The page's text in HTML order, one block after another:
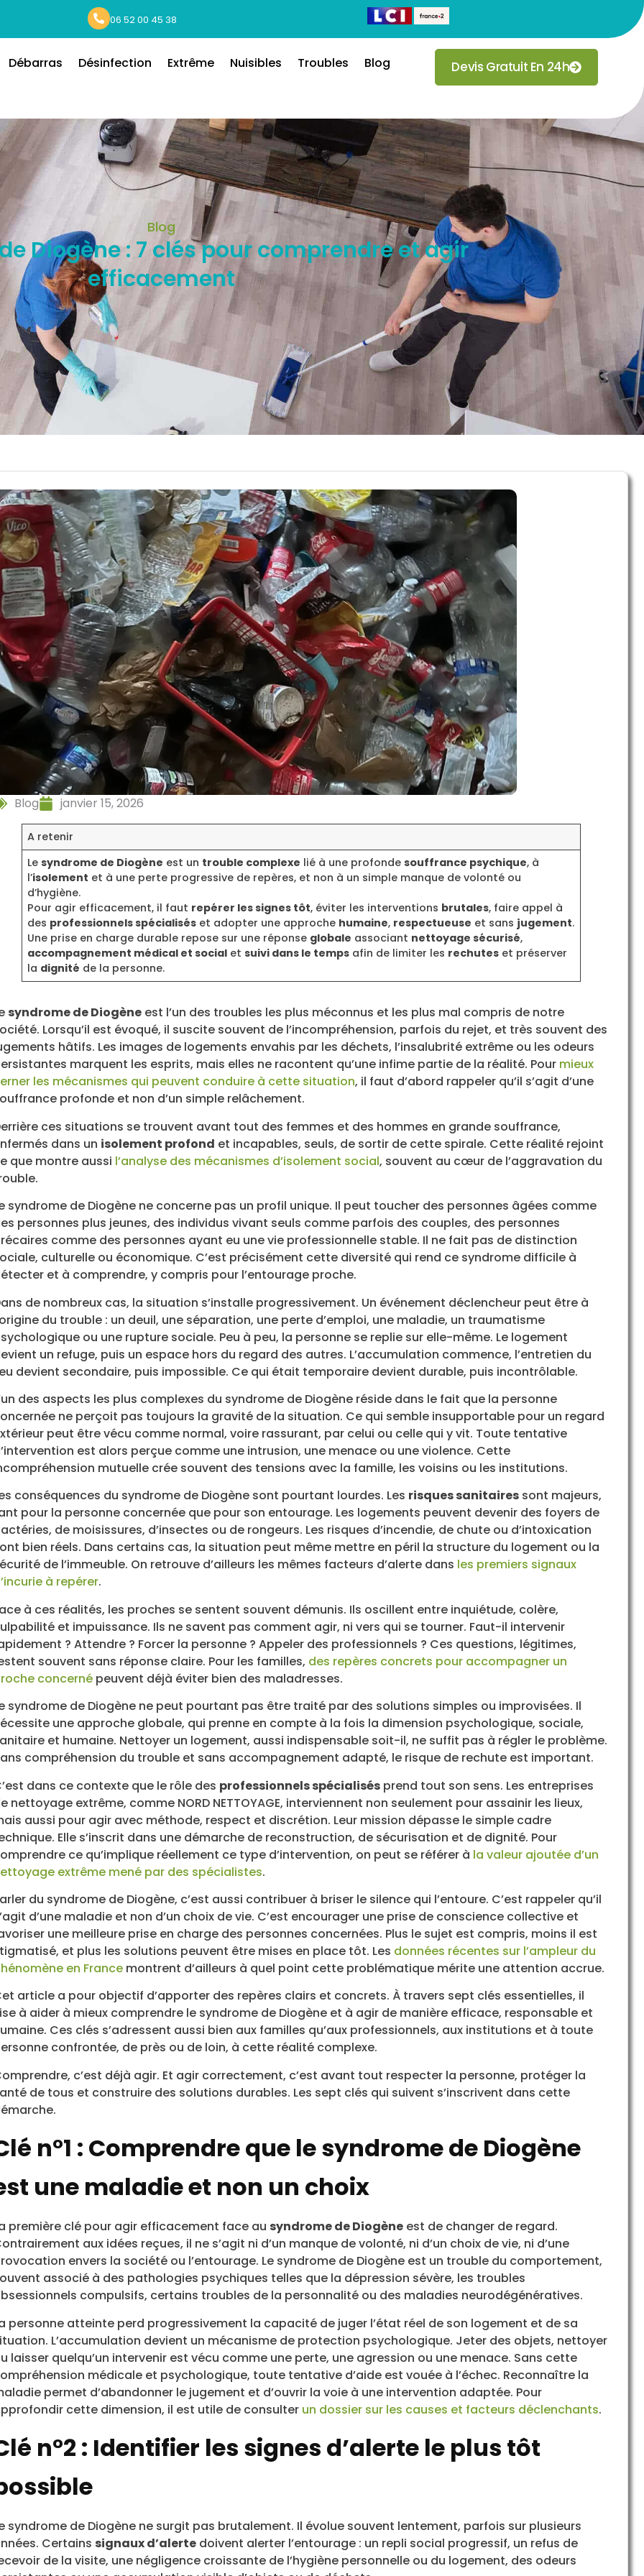
06 52 00 45 38
Débarras Désinfection Extrême Nuisibles Troubles Blog Devis Gratuit En 24h
Blog
Diogène : 7 clés pour comprendre et agir
efficacement
Blog janvier 15, 2026
A retenir
Lesyndrome de Diogène est un trouble complexe lié à une profondesouffrance psychique, à
l’isolement et à une perte progressive de repères, et non à un simple manque de volonté ou
d’hygiène.
Pour agir efficacement, il faut repérer les signes tôt, éviter les interventions brutales, faire appel à
des professionnels spécialisés et adopter une approche humaine, respectueuse et sans jugement.
Une prise en charge durable repose sur une réponse globale associant nettoyage sécurisé,
accompagnement médical et social etsuivi dans le temps afin de limiter les rechutes et préserver
la dignité de la personne.
syndrome de Diogène est l’un des troubles les plus méconnus et les plus mal compris de notre
Lorsqu’il est évoqué, il suscite souvent de l’incompréhension, parfois du rejet, et très souvent des
hâtifs. Les images de logements envahis par les déchets, l’insalubrité extrême ou les odeurs
marquent les esprits, mais elles ne racontent qu’une infime partie de la réalité. Pour mieux
les mécanismes qui peuvent conduire à cette situation, il faut d’abord rappeler qu’il s’agit d’une
profonde et non d’un simple relâchement.
ces situations se trouvent avant tout des femmes et des hommes en grande souffrance,
dans un isolement profond et incapables, seuls, de sortir de cette spirale. Cette réalité rejoint
que montre aussi l’analyse des mécanismes d’isolement social, souvent au cœur de l’aggravation du
syndrome de Diogène ne concerne pas un profil unique. Il peut toucher des personnes âgées comme
personnes plus jeunes, des individus vivant seuls comme parfois des couples, des personnes
comme des personnes ayant eu une vie professionnelle stable. Il ne fait pas de distinction
culturelle ou économique. C’est précisément cette diversité qui rend ce syndrome difficile à
et à comprendre, y compris pour l’entourage proche.
de nombreux cas, la situation s’installe progressivement. Un événement déclencheur peut être à
du trouble : un deuil, une séparation, une perte d’emploi, une maladie, un traumatisme
ou une rupture sociale. Peu à peu, la personne se replie sur elle-même. Le logement
un refuge, puis un espace hors du regard des autres. L’accumulation commence, l’entretien du
devient secondaire, puis impossible. Ce qui était temporaire devient durable, puis incontrôlable.
des aspects les plus complexes du syndrome de Diogène réside dans le fait que la personne
ne perçoit pas toujours la gravité de la situation. Ce qui semble insupportable pour un regard
peut être vécu comme normal, voire rassurant, par celui ou celle qui y vit. Toute tentative
est alors perçue comme une intrusion, une menace ou une violence. Cette
mutuelle crée souvent des tensions avec la famille, les voisins ou les institutions.
conséquences du syndrome de Diogène sont pourtant lourdes. Les risques sanitaires sont majeurs,
pour la personne concernée que pour son entourage. Les logements peuvent devenir des foyers de
de moisissures, d’insectes ou de rongeurs. Les risques d’incendie, de chute ou d’intoxication
bien réels. Dans certains cas, la situation peut même mettre en péril la structure du logement ou la
de l’immeuble. On retrouve d’ailleurs les mêmes facteurs d’alerte dans les premiers signaux
à repérer.
à ces réalités, les proches se sentent souvent démunis. Ils oscillent entre inquiétude, colère,
et impuissance. Ils ne savent pas comment agir, ni vers qui se tourner. Faut-il intervenir
? Attendre ? Forcer la personne ? Appeler des professionnels ? Ces questions, légitimes,
souvent sans réponse claire. Pour les familles, des repères concrets pour accompagner un
concerné peuvent déjà éviter bien des maladresses.
syndrome de Diogène ne peut pourtant pas être traité par des solutions simples ou improvisées. Il
une approche globale, qui prenne en compte à la fois la dimension psychologique, sociale,
et humaine. Nettoyer un logement, aussi indispensable soit-il, ne suffit pas à régler le problème.
compréhension du trouble et sans accompagnement adapté, le risque de rechute est important.
dans ce contexte que le rôle des professionnels spécialisés prend tout son sens. Les entreprises
nettoyage extrême, comme NORD NETTOYAGE, interviennent non seulement pour assainir les lieux,
aussi pour agir avec méthode, respect et discrétion. Leur mission dépasse le simple cadre
Elle s’inscrit dans une démarche de reconstruction, de sécurisation et de dignité. Pour
ce qu’implique réellement ce type d’intervention, on peut se référer à la valeur ajoutée d’un
extrême mené par des spécialistes.
du syndrome de Diogène, c’est aussi contribuer à briser le silence qui l’entoure. C’est rappeler qu’il
d’une maladie et non d’un choix de vie. C’est encourager une prise de conscience collective et
une meilleure prise en charge des personnes concernées. Plus le sujet est compris, moins il est
et plus les solutions peuvent être mises en place tôt. Les données récentes sur l’ampleur du
en France montrent d’ailleurs à quel point cette problématique mérite une attention accrue.
article a pour objectif d’apporter des repères clairs et concrets. À travers sept clés essentielles, il
à aider à mieux comprendre le syndrome de Diogène et à agir de manière efficace, responsable et
Ces clés s’adressent aussi bien aux familles qu’aux professionnels, aux institutions et à toute
confrontée, de près ou de loin, à cette réalité complexe.
c’est déjà agir. Et agir correctement, c’est avant tout respecter la personne, protéger la
de tous et construire des solutions durables. Les sept clés qui suivent s’inscrivent dans cette
n°1 : Comprendre que le syndrome de Diogène
une maladie et non un choix
première clé pour agir efficacement face au syndrome de Diogène est de changer de regard.
aux idées reçues, il ne s’agit ni d’un manque de volonté, ni d’un choix de vie, ni d’une
envers la société ou l’entourage. Le syndrome de Diogène est un trouble du comportement,
associé à des pathologies psychiques telles que la dépression sévère, les troubles
compulsifs, certains troubles de la personnalité ou des maladies neurodégénératives.
personne atteinte perd progressivement la capacité de juger l’état réel de son logement et de sa
L’accumulation devient un mécanisme de protection psychologique. Jeter des objets, nettoyer
laisser quelqu’un intervenir est vécu comme une perte, une agression ou une menace. Sans cette
médicale et psychologique, toute tentative d’aide est vouée à l’échec. Reconnaître la
permet d’abandonner le jugement et d’ouvrir la voie à une intervention adaptée. Pour
cette dimension, il est utile de consulter un dossier sur les causes et facteurs déclenchants.
n°2 : Identifier les signes d’alerte le plus tôt
syndrome de Diogène ne surgit pas brutalement. Il évolue souvent lentement, parfois sur plusieurs
Certains signaux d’alerte doivent alerter l’entourage : un repli social progressif, un refus de
de la visite, une négligence croissante de l’hygiène personnelle ou du logement, des odeurs